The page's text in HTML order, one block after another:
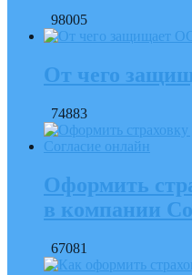
98005
От чего
74883
Оформить
в компании
67081